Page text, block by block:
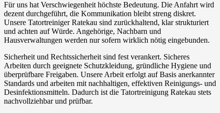
Für uns hat Verschwiegenheit höchste Bedeutung. Die Anfahrt wird
dezent durchgeführt, die Kommunikation bleibt streng diskret.
Unsere Tatortreiniger Ratekau sind zurückhaltend, klar strukturiert
und achten auf Würde. Angehörige, Nachbarn und
Hausverwaltungen werden nur sofern wirklich nötig eingebunden.
Sicherheit und Rechtssicherheit sind fest verankert. Sicheres
Arbeiten durch geeignete Schutzkleidung, gründliche Hygiene und
überprüfbare Freigaben. Unsere Arbeit erfolgt auf Basis anerkannter
Standards und arbeiten mit nachhaltigen, effektiven Reinigungs- und
Desinfektionsmitteln. Dadurch ist die Tatortreinigung Ratekau stets
nachvollziehbar und prüfbar.